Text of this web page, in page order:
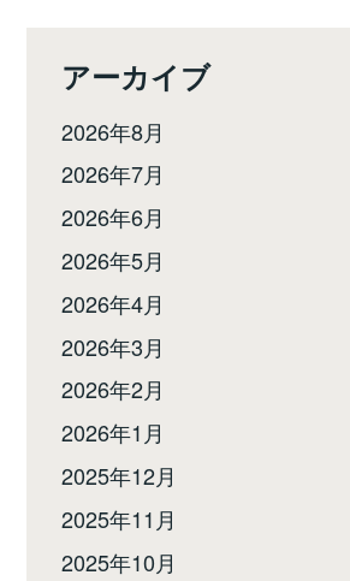
アーカイブ
2026年8月
2026年7月
2026年6月
2026年5月
2026年4月
2026年3月
2026年2月
2026年1月
2025年12月
2025年11月
2025年10月